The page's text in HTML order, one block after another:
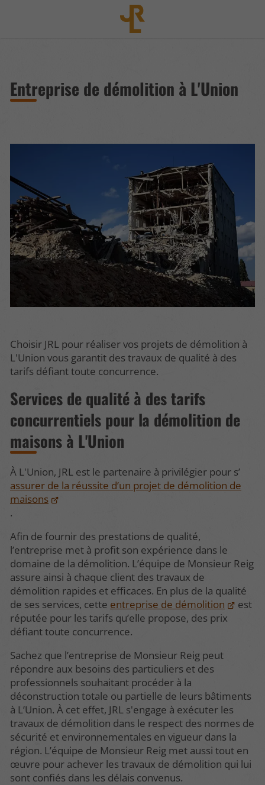
Entreprise de démolition à L'Union
Choisir JRL pour réaliser vos projets de démolition à
L'Union vous garantit des travaux de qualité à des
tarifs défiant toute concurrence.
Services de qualité à des tarifs
concurrentiels pour la démolition de
maisons à L'Union
À L'Union, JRL est le partenaire à privilégier pour s’
assurer de la réussite d’un projet de démolition de
maisons
.
Afin de fournir des prestations de qualité,
l’entreprise met à profit son expérience dans le
domaine de la démolition. L’équipe de Monsieur Reig
assure ainsi à chaque client des travaux de
démolition rapides et efficaces. En plus de la qualité
de ses services, cette entreprise de démolition
est
réputée pour les tarifs qu’elle propose, des prix
défiant toute concurrence.
Sachez que l’entreprise de Monsieur Reig peut
répondre aux besoins des particuliers et des
professionnels souhaitant procéder à la
déconstruction totale ou partielle de leurs bâtiments
à L’Union. À cet effet, JRL s'engage à exécuter les
travaux de démolition dans le respect des normes de
sécurité et environnementales en vigueur dans la
région. L’équipe de Monsieur Reig met aussi tout en
œuvre pour achever les travaux de démolition qui lui
sont confiés dans les délais convenus.